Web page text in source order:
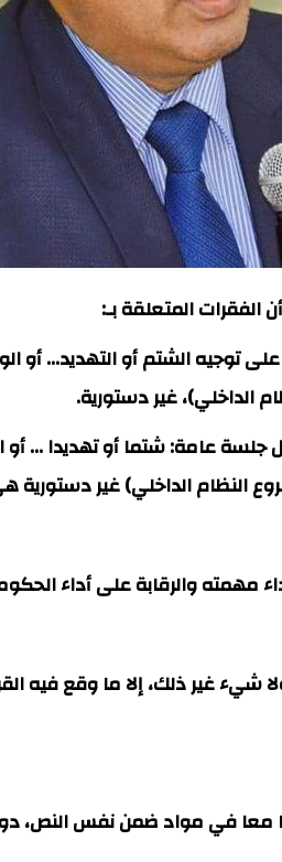
الشتم أو التهديد... أو
عامة: شتما أو تهديدا ... أو
مهمته والرقابة على أداء
شيء غير ذلك، إلا ما وقع فيه
معا في مواد ضمن نفس النص،